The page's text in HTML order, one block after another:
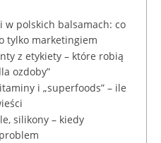
w polskich balsamach: co
tylko marketingiem
z etykiety – które robią
ozdoby”
i „superfoods” – ile
silikony – kiedy